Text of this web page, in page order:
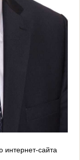
сайта